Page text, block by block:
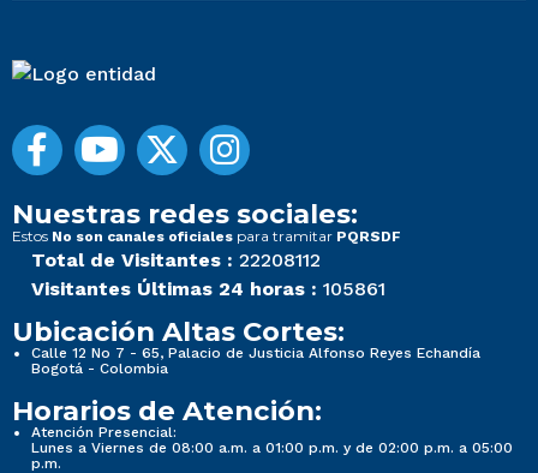
Nuestras redes sociales:
Estos No son canales oficiales para tramitar PQRSDF
Total de Visitantes : 22208112
Visitantes Últimas 24 horas : 105861
Ubicación Altas Cortes:
Calle 12 No 7 - 65, Palacio de Justicia Alfonso Reyes Echandía
Bogotá - Colombia
Horarios de Atención:
Atención Presencial:
Lunes a Viernes de 08:00 a.m. a 01:00 p.m. y de 02:00 p.m. a 05:00
p.m.